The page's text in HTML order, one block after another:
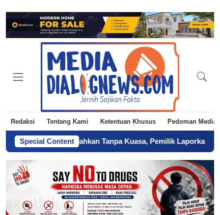
Redaksi Tentang Kami Ketentuan Khusus Pedoman Media
Special Content
Diserahkan Tanpa Kuasa, Pemilik Laporkan BPN